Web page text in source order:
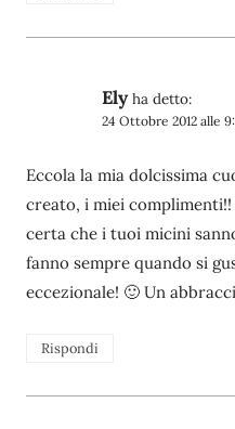
Ely ha detto:
24 Ottobre 2012 alle
Eccola la mia dolcissima
creato, i miei
certa che i tuoi micini
fanno sempre quando si
eccezionale! 🙂 Un
Rispondi